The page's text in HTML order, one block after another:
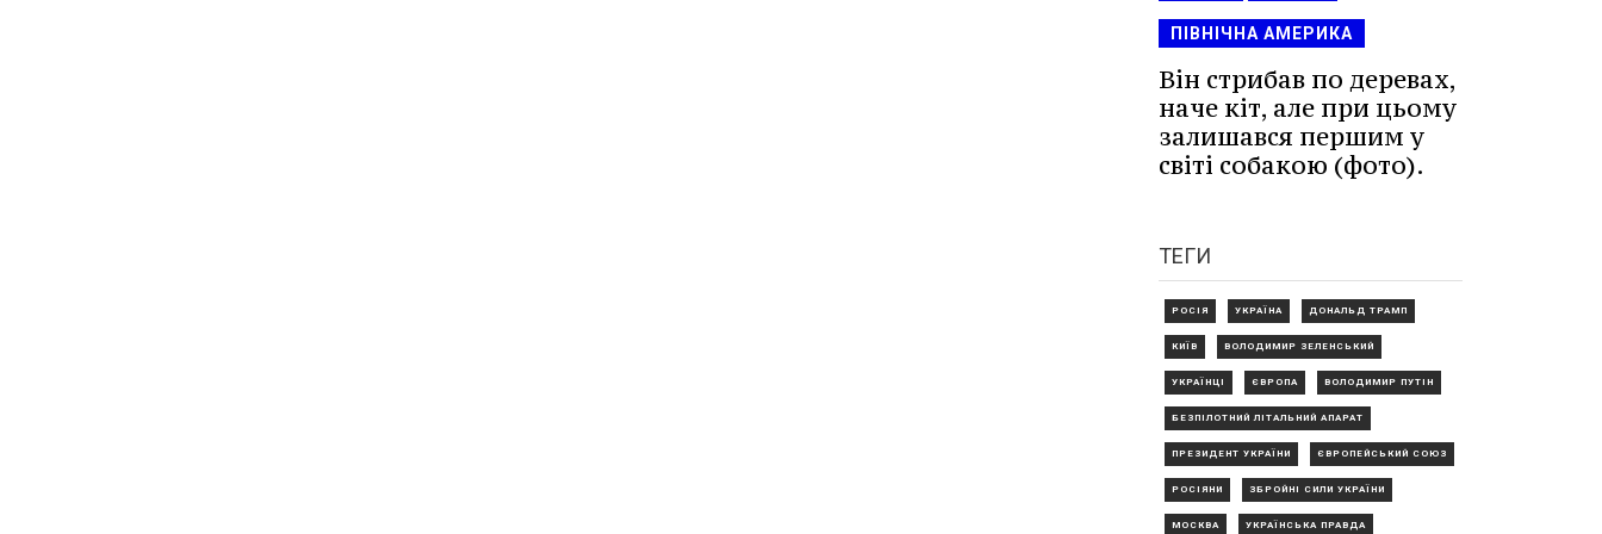
ПІВНІЧНА АМЕРИКА
Він стрибав по деревах,
наче кіт, але при цьому
залишався першим у
світі собакою (фото).
ТЕГИ
РОСІЯ УКРАЇНА ДОНАЛЬД ТРАМП
КИЇВ ВОЛОДИМИР ЗЕЛЕНСЬКИЙ
УКРАЇНЦІ ЄВРОПА ВОЛОДИМИР ПУТІН
БЕЗПІЛОТНИЙ ЛІТАЛЬНИЙ АПАРАТ
ПРЕЗИДЕНТ УКРАЇНИ ЄВРОПЕЙСЬКИЙ СОЮЗ
РОСІЯНИ ЗБРОЙНІ СИЛИ УКРАЇНИ
МОСКВА УКРАЇНСЬКА ПРАВДА